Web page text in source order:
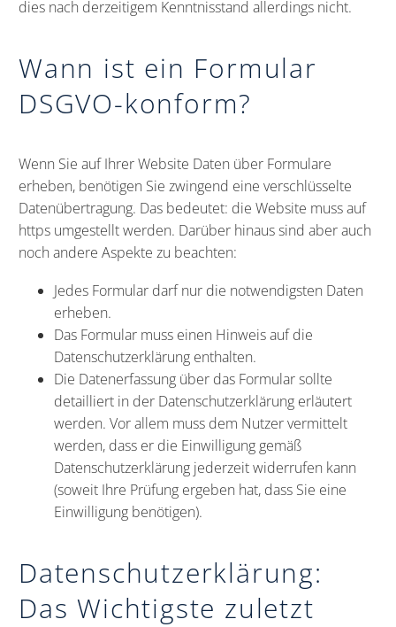
dies nach derzeitigem Kenntnisstand allerdings nicht.
Wann ist ein Formular
DSGVO-konform?
Wenn Sie auf Ihrer Website Daten über Formulare
erheben, benötigen Sie zwingend eine verschlüsselte
Datenübertragung. Das bedeutet: die Website muss auf
https umgestellt werden. Darüber hinaus sind aber auch
noch andere Aspekte zu beachten:
Jedes Formular darf nur die notwendigsten Daten
erheben.
Das Formular muss einen Hinweis auf die
Datenschutzerklärung enthalten.
Die Datenerfassung über das Formular sollte
detailliert in der Datenschutzerklärung erläutert
werden. Vor allem muss dem Nutzer vermittelt
werden, dass er die Einwilligung gemäß
Datenschutzerklärung jederzeit widerrufen kann
(soweit Ihre Prüfung ergeben hat, dass Sie eine
Einwilligung benötigen).
Datenschutzerklärung:
Das Wichtigste zuletzt